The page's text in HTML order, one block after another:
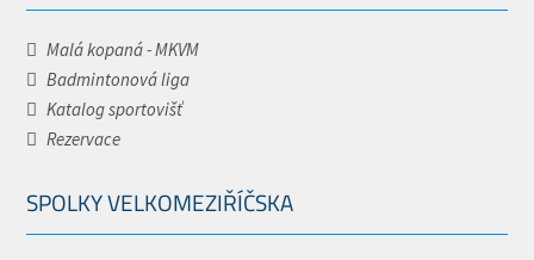
Malá kopaná - MKVM
Badmintonová liga
Katalog sportovišť
Rezervace
SPOLKY VELKOMEZIŘÍČSKA